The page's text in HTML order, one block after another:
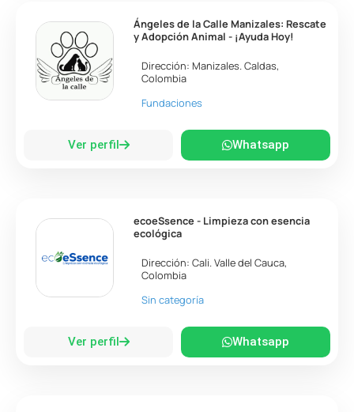
Ángeles de la Calle Manizales: Rescate
y Adopción Animal - ¡Ayuda Hoy!
Dirección: Manizales.Caldas,
Colombia
Fundaciones
Ver perfil Whatsapp
ecoeSsence - Limpieza con esencia
ecológica
Dirección:Cali.Valle del Cauca,
Colombia
Sin categoría
Ver perfil Whatsapp